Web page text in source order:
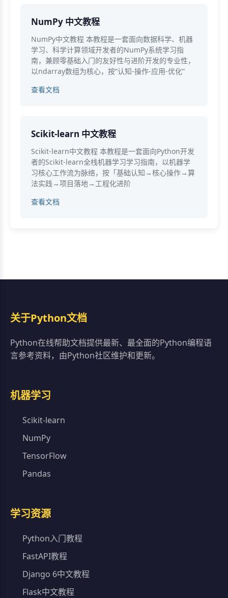
NumPy 中文教程
NumPy中文教程 本教程是一套面向数据科学、机器
学习、科学计算领域开发者的NumPy系统学习指
南，兼顾零基础入门的友好性与进阶开发的专业性，
以ndarray数组为核心，按“认知-操作-应用-优化”
查看文档
Scikit-learn 中文教程
Scikit-learn中文教程 本教程是一套面向Python开发
者的Scikit-learn全栈机器学习学习指南，以机器学
习核心工作流为脉络，按「基础认知→核心操作→算
法实践→项目落地→工程化进阶
查看文档
关于Python文档
Python在线帮助文档提供最新、最全面的Python编程语
言参考资料，由Python社区维护和更新。
机器学习
Scikit-learn
NumPy
TensorFlow
Pandas
学习资源
Python入门教程
FastAPI教程
Django 6中文教程
Flask中文教程